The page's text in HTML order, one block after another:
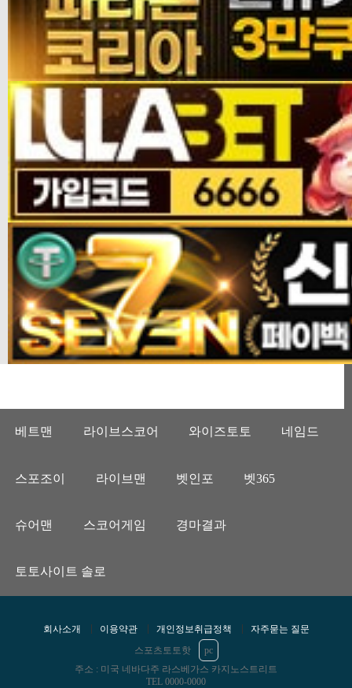
베트맨 라이브스코어 와이즈토토 네임드
스포조이 라이브맨 벳인포 벳365
슈어맨 스코어게임 경마결과
토토사이트 솔로
회사소개 이용약관 개인정보취급정책
자주묻는 질문
스포츠토토핫
pc
주소 : 미국 네바다주 라스베가스 카지노스트리트
TEL 0000-0000